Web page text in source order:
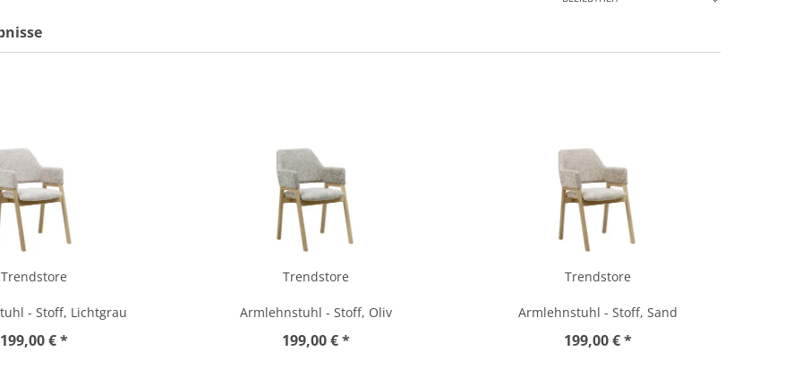
Trendstore
- Stoff, Lichtgrau
199,00 € *
Trendstore
Armlehnstuhl - Stoff, Oliv
199,00 € *
Trendstore
Armlehnstuhl - Stoff, Sand
199,00 € *